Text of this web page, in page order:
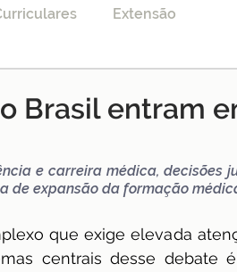
Extensão
pos-graduação
Brasil entram
e carreira médica, decisões
de expansão da formação
que exige elevada
centrais desse debate